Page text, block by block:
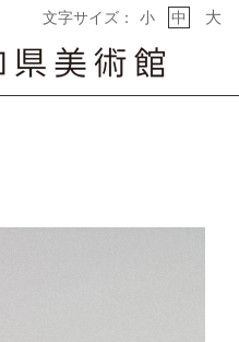
文字サイズ： 小 中 大